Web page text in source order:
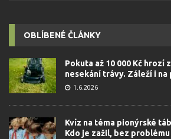
OBLÍBENÉ ČLÁNKY
Pokuta až 10 000 Kč hrozí
nesekání trávy. Záleží i
1.6.2026
Kvíz na téma pionýrské
Kdo je zažil, bez